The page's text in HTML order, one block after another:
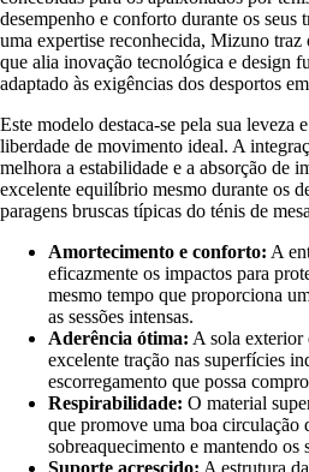
desempenho e conforto durante os seus
uma expertise reconhecida, Mizuno
que alia inovação tecnológica e design
adaptado às exigências dos desportos
Este modelo destaca-se pela sua leveza
liberdade de movimento ideal. A
melhora a estabilidade e a absorção de
excelente equilíbrio mesmo durante os
paragens bruscas típicas do ténis de
Amortecimento e conforto: A
eficazmente os impactos para
mesmo tempo que proporciona
as sessões intensas.
Aderência ótima: A sola exterior
excelente tração nas superfícies
escorregamento que possa
Respirabilidade: O material
que promove uma boa circulação
sobreaquecimento e mantendo os